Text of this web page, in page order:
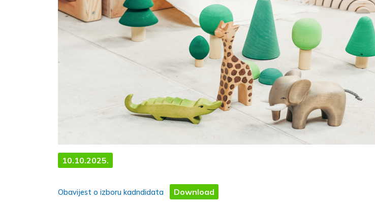
10.10.2025.
Obavijest o izboru kadndidata Download